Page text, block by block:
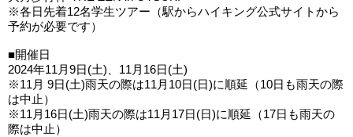
※各日先着12名学生ツアー（駅からハイキング公式サイトから
予約が必要です）
■開催日
2024年11月9日(土)、11月16日(土)
※11月 9日(土)雨天の際は11月10日(日)に順延（10日も雨天の際
は中止）
※11月16日(土)雨天の際は11月17日(日)に順延（17日も雨天の
際は中止）